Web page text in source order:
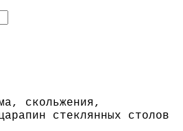
скольжения,
стеклянных столов